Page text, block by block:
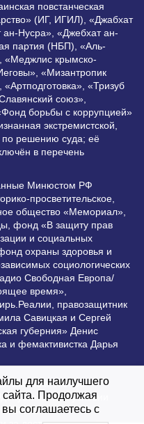
повстанческая
(ИГ, ИГИЛ), «Джабхат
Нусра», «Джебхат ан-
партия (НБП), «Аль-
крымско-
«Мизантропик
«Тризуб
союз»,
борьбы с коррупцией»
экстремистской,
решению суда; её
в перечень
Минюстом РФ
просветительское,
общество «Мемориал»,
фонд «В защиту прав
и социальных
охраны здоровья и
социологических
Свободная Европа/
время»,
правозащитник
Савицкая и Сергей
губерния» Денис
и фемактивистка Дарья
законом. Любое
при условии
Vesti.UZ.
для наилучшего
Продолжая
вы соглашаетесь с